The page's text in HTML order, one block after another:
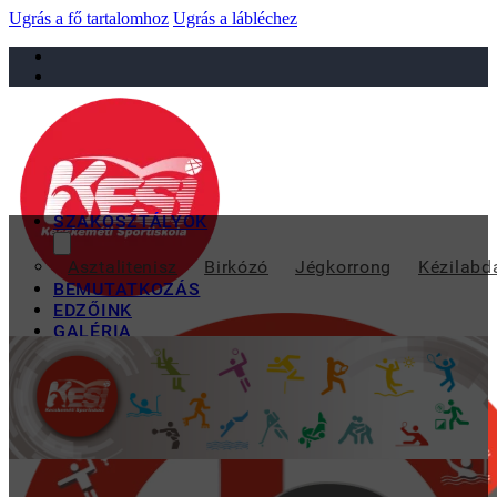
Ugrás a fő tartalomhoz Ugrás a lábléchez
sportiskola@juniorsportkft.hu
SZAKOSZTÁLYOK
Asztalitenisz Birkózó Jégkorrong
BEMUTATKOZÁS
EDZŐINK
GALÉRIA
TAO
KAPCSOLAT